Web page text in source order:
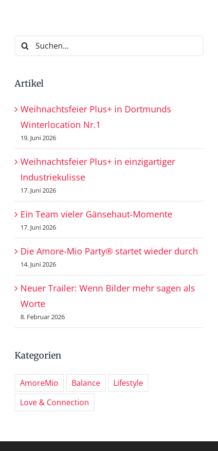
Suche
nach:
Artikel
Weihnachtsfeier Plus+ in Dortmunds
Winterlocation Nr.1
19. Juni 2026
Weihnachtsfeier Plus+ in einzigartiger
Industriekulisse
17. Juni 2026
Ein Team vieler Gänsehaut-Momente
17. Juni 2026
Die Amore-Mio Party® startet wieder durch
14. Juni 2026
Neuer Trailer: Wenn Bilder mehr sagen als
Worte
8. Februar 2026
Kategorien
AmoreMio Balance
Lifestyle
Love & Connection